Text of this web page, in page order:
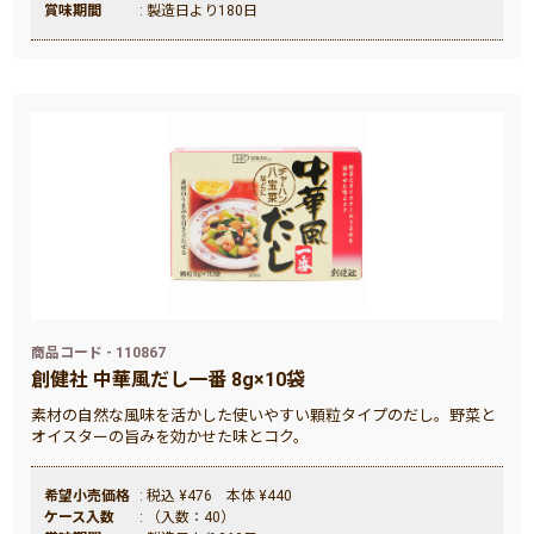
賞味期間
: 製造日より180日
商品コード - 110867
創健社 中華風だし一番 8g×10袋
素材の自然な風味を活かした使いやすい顆粒タイプのだし。野菜と
オイスターの旨みを効かせた味とコク。
希望小売価格
: 税込 ¥476 本体 ¥440
ケース入数
: （入数：40）